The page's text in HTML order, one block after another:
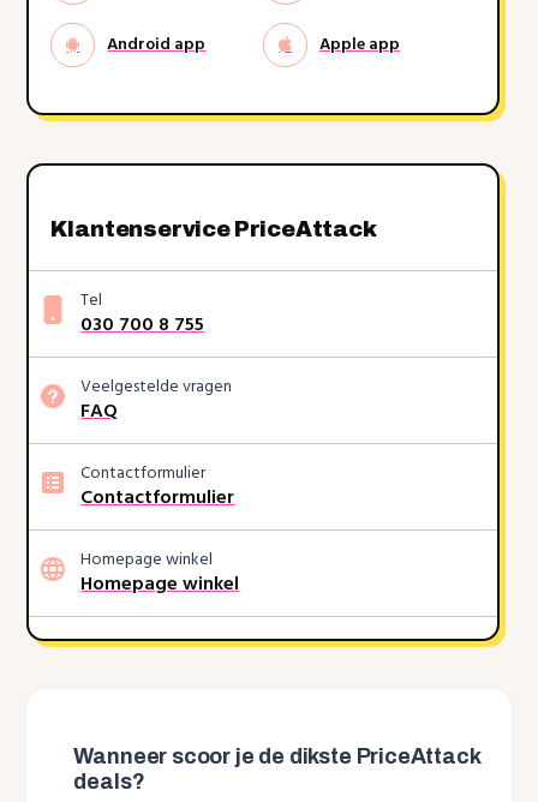
Android app Apple app
Klantenservice PriceAttack
Tel
030 700 8 755
Veelgestelde vragen
FAQ
Contactformulier
Contactformulier
Homepage winkel
Homepage winkel
Wanneer scoor je de dikste PriceAttack
deals?